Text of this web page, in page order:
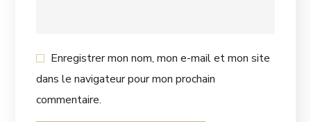
Enregistrer mon nom, mon e-mail et mon site
dans le navigateur pour mon prochain
commentaire.